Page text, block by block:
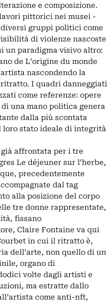
e composizione.
pittorici nei musei -
gruppi politici come
di violenze nascoste
un paradigma visivo altro:
de L’origine du monde
nascondendo la
I quadri danneggiati
come referenze: opere
una mano politica genera
dalla più scontata
stato ideale di integrità
affrontata per i tre
Le déjeuner sur l’herbe,
precedentemente
dal tag
alla posizione del corpo
tre donne rappresentate,
fissano
Claire Fontaine va qui
in cui il ritratto è,
dell’arte, non quello di un
organo di
volte dagli artisti e
ma estratte dallo
come anti-nft,